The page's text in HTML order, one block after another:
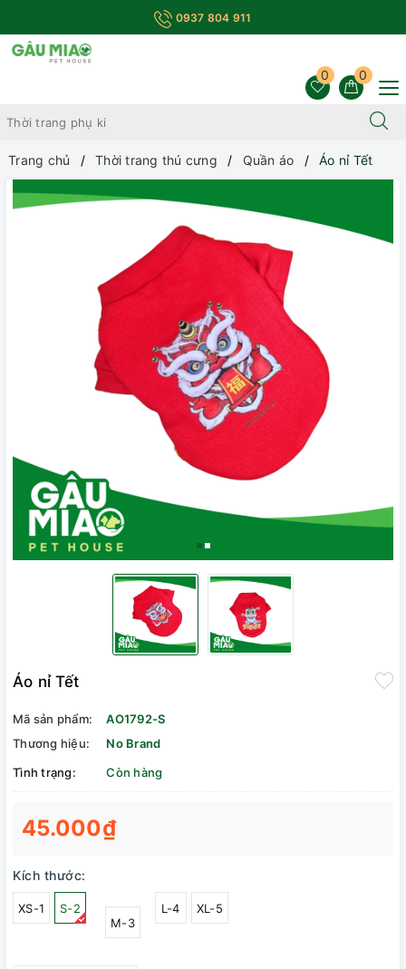
0937 804 911
0
0
Trang chủ Thời trang thú cưng Quần áo Áo nỉ Tết
Áo nỉ Tết
Mã sản phẩm:
AO1792-S
Thương hiệu:
No Brand
Tình trạng:
Còn hàng
45.000₫
Kích thước:
XS-1
S-2
M-3
L-4 XL-5